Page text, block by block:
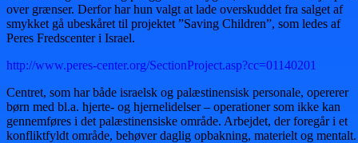
over grænser. Derfor har hun valgt at lade overskuddet fra salget af
smykket gå ubeskåret til projektet ”Saving Children”, som ledes af
Peres Fredscenter i Israel.
http://www.peres-center.org/SectionProject.asp?cc=01140201
Centret, som har både israelsk og palæstinensisk personale, opererer
børn med bl.a. hjerte- og hjernelidelser – operationer som ikke kan
gennemføres i det palæstinensiske område. Arbejdet, der foregår i et
konfliktfyldt område, behøver daglig opbakning, materielt og mentalt.